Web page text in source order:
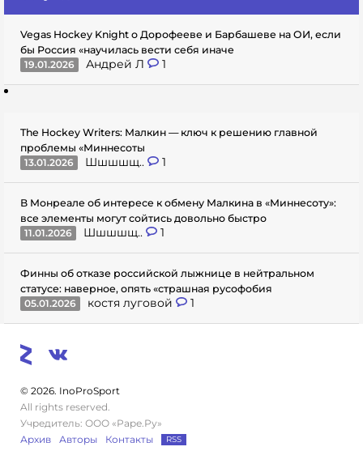
Vegas Hockey Knight о Дорофееве и Барбашеве на ОИ, если
бы Россия «научилась вести себя иначе
19.01.2026
Андрей Л 1
The Hockey Writers: Малкин — ключ к решению главной
проблемы «Миннесоты
13.01.2026
Шшшшщ.. 1
В Монреале об интересе к обмену Малкина в «Миннесоту»:
все элементы могут сойтись довольно быстро
11.01.2026
Шшшшщ.. 1
Финны об отказе российской лыжнице в нейтральном
статусе: наверное, опять «страшная русофобия
05.01.2026
костя луговой 1
© 2026. InoProSport
All rights reserved.
Учредитель: ООО «Раре.Ру»
Архив
Авторы Контакты RSS